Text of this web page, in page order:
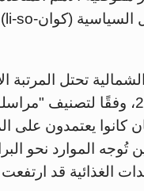
الصحافة لعام 2023، وفقًا
كانوا يعتمدون على
في حين تُوجه الموارد
قد ارتفعت إلى 60% بحلول نهاية